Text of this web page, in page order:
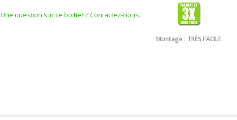
Une question sur ce boitier ? Contactez-nous.
Montage : TRÈS FACILE